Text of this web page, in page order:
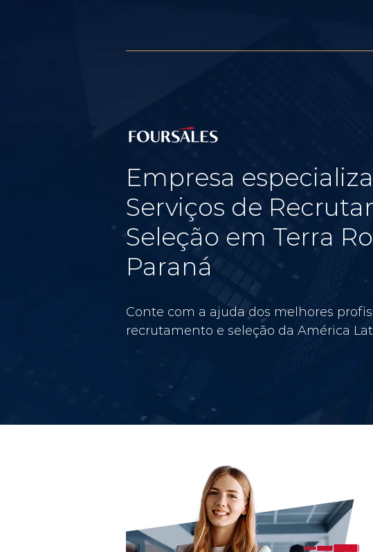
Empresa
Serviços de
Seleção em Terra
Paraná
Conte com a ajuda dos melhores
recrutamento e seleção da América